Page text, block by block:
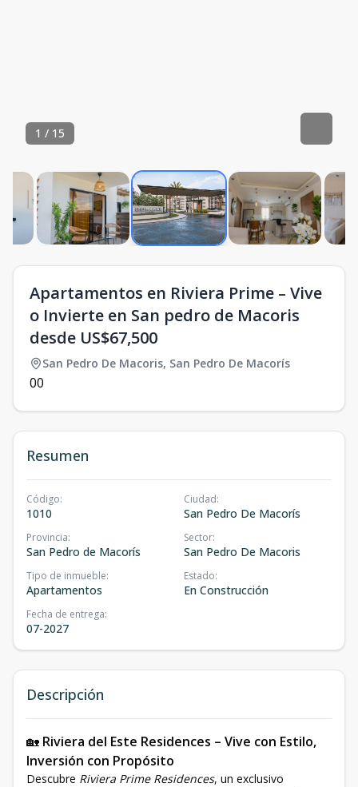
1 / 15
Apartamentos en Riviera Prime – Vive
o Invierte en San pedro de Macoris
desde US$67,500
San Pedro De Macoris, San Pedro De Macorís
00
Resumen
Código:
1010
Ciudad:
San Pedro De Macorís
Provincia:
San Pedro de Macorís
Sector:
San Pedro De Macoris
Tipo de inmueble:
Apartamentos
Estado:
En Construcción
Fecha de entrega:
07-2027
Descripción
🏡 Riviera del Este Residences – Vive con Estilo,
Inversión con Propósito
Descubre Riviera Prime Residences, un exclusivo